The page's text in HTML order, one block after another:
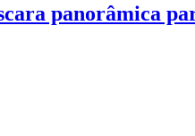
panorâmica